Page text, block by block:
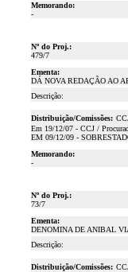
Memorando:
-
Nº do Proj.:
479/7
Ementa:
DÁ NOVA REDAÇÃO AO
Descrição:
Distribuição/Comissões:
Em 19/12/07 - CCJ /
EM 09/12/09 -
Memorando:
-
Nº do Proj.:
73/7
Ementa:
DENOMINA DE ANIBAL
Descrição:
Distribuição/Comissões: